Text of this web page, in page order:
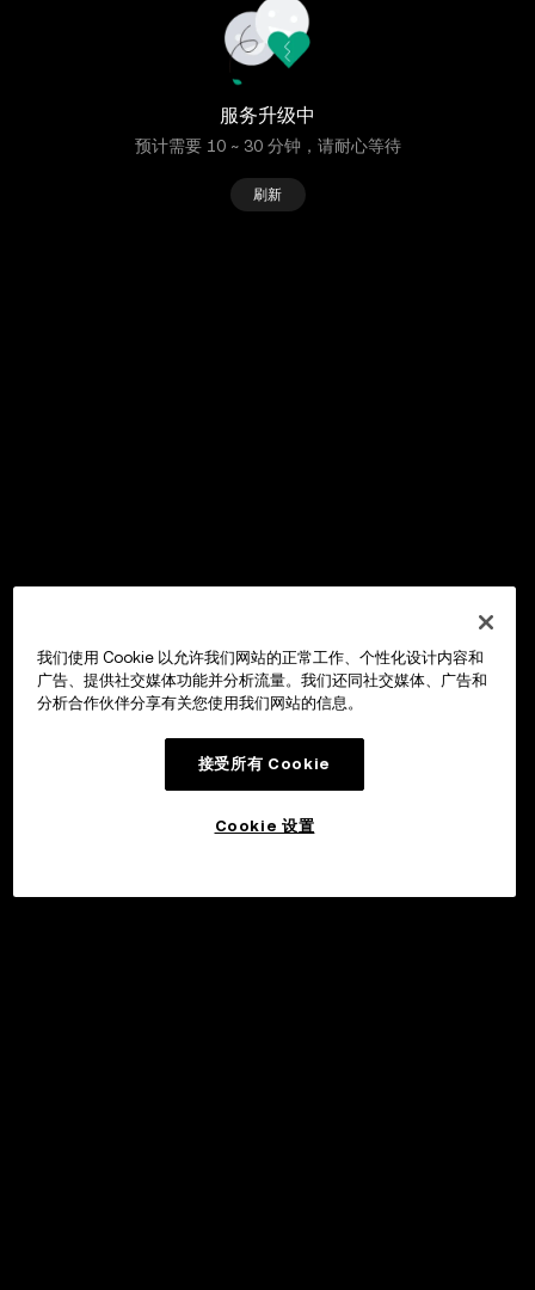
服务升级中
预计需要 10 ~ 30 分钟，请耐心等待
刷新
我们使用 Cookie 以允许我们网站的正常工作、个性化设计内容和
广告、提供社交媒体功能并分析流量。我们还同社交媒体、广告和
分析合作伙伴分享有关您使用我们网站的信息。
接受所有 Cookie
Cookie 设置